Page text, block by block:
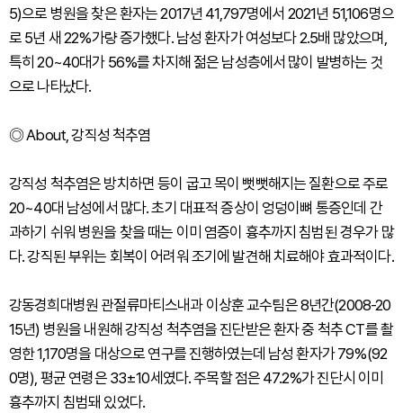
5)으로 병원을 찾은 환자는 2017년 41,797명에서 2021년 51,106명으
로 5년 새 22%가량 증가했다. 남성 환자가 여성보다 2.5배 많았으며,
특히 20~40대가 56%를 차지해 젊은 남성층에서 많이 발병하는 것
으로 나타났다.
◎ About, 강직성 척추염
강직성 척추염은 방치하면 등이 굽고 목이 뻣뻣해지는 질환으로 주로
20~40대 남성에서 많다. 초기 대표적 증상이 엉덩이뼈 통증인데 간
과하기 쉬워 병원을 찾을 때는 이미 염증이 흉추까지 침범된 경우가 많
다. 강직된 부위는 회복이 어려워 조기에 발견해 치료해야 효과적이다.
강동경희대병원 관절류마티스내과 이상훈 교수팀은 8년간(2008-20
15년) 병원을 내원해 강직성 척추염을 진단받은 환자 중 척추 CT를 촬
영한 1,170명을 대상으로 연구를 진행하였는데 남성 환자가 79%(92
0명), 평균 연령은 33±10세였다. 주목할 점은 47.2%가 진단시 이미
흉추까지 침범돼 있었다.